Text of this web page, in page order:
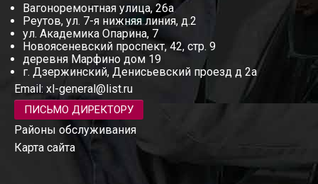
Вагоноремонтная улица, 26а
Реутов, ул. 7-я нижняя линия, д.2
ул. Академика Опарина, 7
Новоясеневский проспект, 42, стр. 9
деревня Марфино дом 19
г. Дзержинский, Денисьевский проезд д 2а
Email: xl-general@list.ru
ПИСЬМО ДИРЕКТОРУ
Районы обслуживания
Карта сайта